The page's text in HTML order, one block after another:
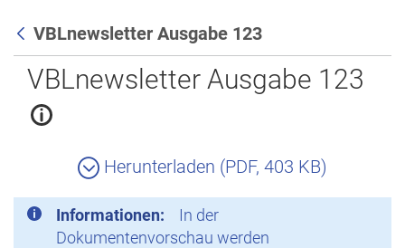
Zurück
VBLnewsletter Ausgabe 123
VBLnewsletter Ausgabe 123
Herunterladen (PDF, 403 KB)
Informationen:
In der
Dokumentenvorschau werden